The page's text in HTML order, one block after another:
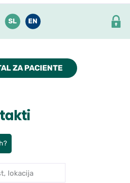
SL EN
ZA PACIENTE
in
lokacija